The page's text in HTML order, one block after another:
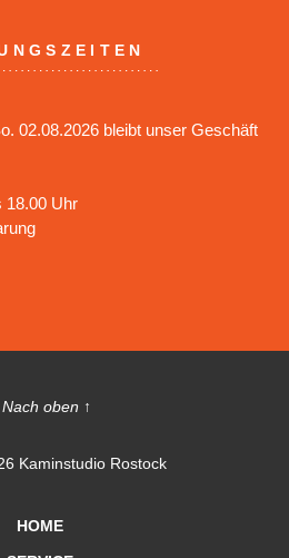
02.08.2026 bleibt unser Geschäft
18.00 Uhr
Nach oben ↑
Kaminstudio Rostock
HOME